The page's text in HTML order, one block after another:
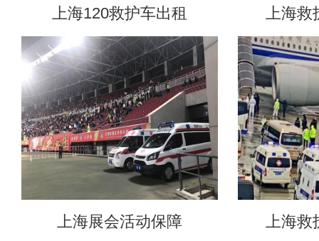
上海120救护车出租 上海救
上海展会活动保障 上海救